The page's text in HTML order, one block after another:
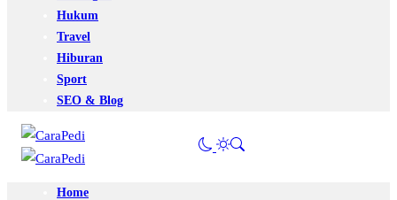
Hukum
Travel
Hiburan
Sport
SEO & Blog
Home